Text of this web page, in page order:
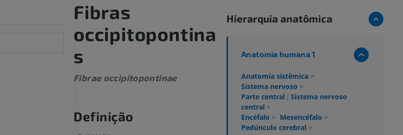
Fibras
occipitopontina
s
Fibrae occipitopontinae
Definição
Hierarquia anatômica
Anatomia humana 1
Anatomia sistêmica >
Sistema nervoso >
Parte central ; Sistema nervoso
central >
Encéfalo > Mesencéfalo >
Pedúnculo cerebral >